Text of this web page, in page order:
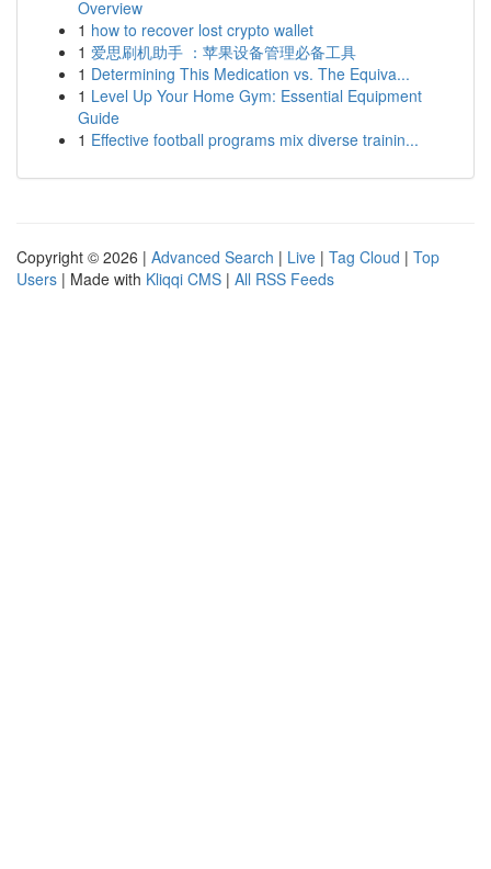
Overview
1 how to recover lost crypto wallet
1 爱思刷机助手 ：苹果设备管理必备工具
1 Determining This Medication vs. The Equiva...
1 Level Up Your Home Gym: Essential Equipment
Guide
1 Effective football programs mix diverse trainin...
Copyright © 2026 | Advanced Search | Live | Tag Cloud | Top
Users | Made with Kliqqi CMS | All RSS Feeds